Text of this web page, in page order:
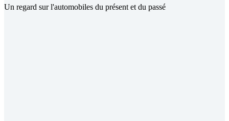
Un regard sur l'automobiles du présent et du passé